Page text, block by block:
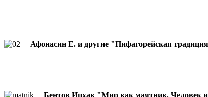
Афонасин Е. и другие "Пифагорейская